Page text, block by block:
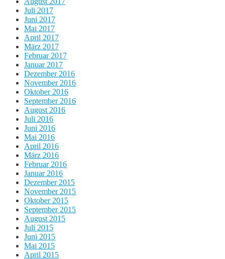
Juli 2017
Juni 2017
Mai 2017
April 2017
März 2017
Februar 2017
Januar 2017
Dezember 2016
November 2016
Oktober 2016
September 2016
August 2016
Juli 2016
Juni 2016
Mai 2016
April 2016
März 2016
Februar 2016
Januar 2016
Dezember 2015
November 2015
Oktober 2015
September 2015
August 2015
Juli 2015
Juni 2015
Mai 2015
April 2015